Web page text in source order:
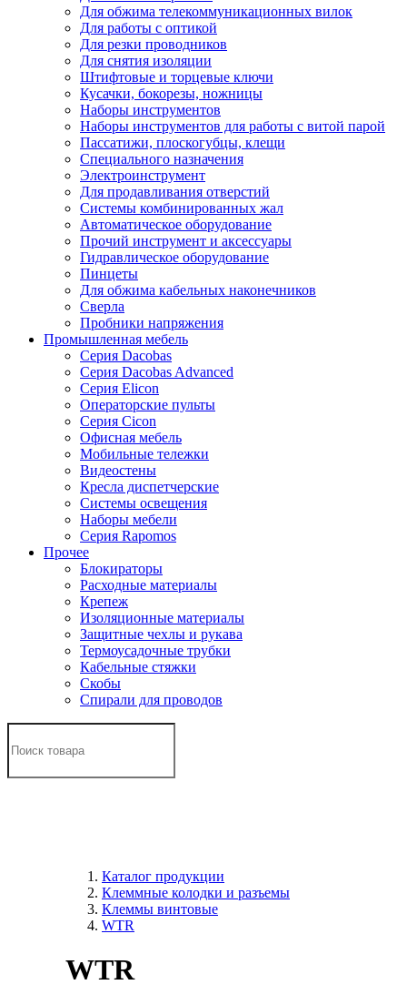
Для обжима телекоммуникационных вилок
Для работы с оптикой
Для резки проводников
Для снятия изоляции
Штифтовые и торцевые ключи
Кусачки, бокорезы, ножницы
Наборы инструментов
Наборы инструментов для работы с витой парой
Пассатижи, плоскогубцы, клещи
Специального назначения
Электроинструмент
Для продавливания отверстий
Системы комбинированных жал
Автоматическое оборудование
Прочий инструмент и аксессуары
Гидравлическое оборудование
Пинцеты
Для обжима кабельных наконечников
Сверла
Пробники напряжения
Промышленная мебель
Серия Dacobas
Серия Dacobas Advanced
Серия Elicon
Операторские пульты
Серия Cicon
Офисная мебель
Мобильные тележки
Видеостены
Кресла диспетчерские
Системы освещения
Наборы мебели
Серия Rapomos
Прочее
Блокираторы
Расходные материалы
Крепеж
Изоляционные материалы
Защитные чехлы и рукава
Термоусадочные трубки
Кабельные стяжки
Скобы
Спирали для проводов
Каталог продукции
Клеммные колодки и разъемы
Клеммы винтовые
WTR
WTR